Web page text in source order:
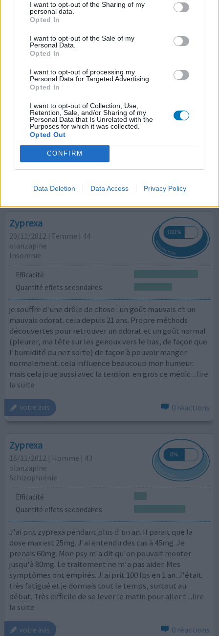
I want to opt-out of the Sharing of my
personal data.
Opted In
I want to opt-out of the Sale of my
Personal Data.
Opted In
I want to opt-out of processing my
Personal Data for Targeted Advertising.
Opted In
I want to opt-out of Collection, Use,
Retention, Sale, and/or Sharing of my
Personal Data that Is Unrelated with the
Purposes for which it was collected.
Opted Out
CONFIRM
Data Deletion Data Access Privacy Policy
votre avis 0 réactions
Zyprexa
30/11/2012 | Femme | 24
Dépression
Quantité effets secondaires
Bonjour, cela fait plusieurs semaines que je le prends
avec une faible dose et cela va. je dors profondément.
j'espère ne pas devoir en plus plus car j'ai vu ce que cela
peut faire. succès et courage à tous !
votre avis 0 réactions
Zyprexa
20/11/2012 | Femme | 44
olanzapine
Insomnie
Efficacité
Quantité effets secondaires
je souffre d'une drôle de chose : un goût mauvais et un
mauvais odorat. cela depuis 21 ans. Propre méthods
découvertes pour retrouver un odorat et un goût normal
(pleurer, ma tête sur les genoux vers le bas, de façon que
l'humidité du nez sorte) de façon à pouvoir manger
normalement. cela influence beaucoup mon humeur.
mais cela joue aussi avec la tension. en gros ce médic ...lire
la suite
votre avis 0 réactions
Zyprexa
16/11/2012 | Homme | 43
olanzapine
Schizophrénie
Efficacité
Quantité effets secondaires
J'ai prit zyprexa pendant plus d'un an. Il parait que la
dose max est 25mg. J'ai entendu des cas à 45mg. Je
prenais 60mg. Mon psy m'a dit qu'on pouvait monter
jusqu'à 80mg. Le traitement ne m'a pas aider. Mes
symptômes ont empirés. J'ai prit 100 lbs en 1 an. J'était
très fatigué et je dormais tout le temps, surtout au
début. Très difficile de se lever le matin pour aller t ...lire
la suite
votre avis 0 réactions